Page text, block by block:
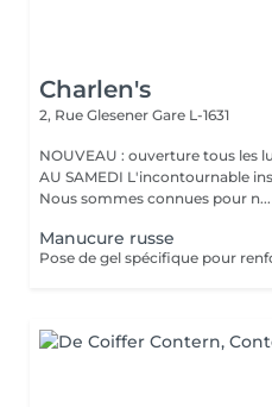
Charlen's
2, Rue Glesener Gare L-1631
NOUVEAU : ouverture tous les
AU SAMEDI L'incontournable institut de beauté à Luxembourg.
Nous sommes connues pour n...
Manucure russe
Pose de gel spécifique pour